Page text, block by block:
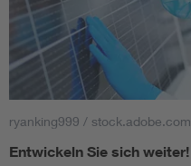
ryanking999 / stock.adobe.com
Entwickeln Sie sich weiter!